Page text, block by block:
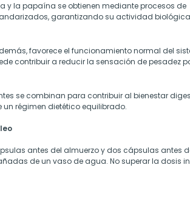
y la papaína se obtienen mediante procesos de
garantizando su actividad
favorece el funcionamiento normal del
contribuir a reducir la sensación de pesadez
se combinan para contribuir al bienestar
un régimen dietético equilibrado.
antes del almuerzo y dos cápsulas antes
de un vaso de agua. No superar la dosis